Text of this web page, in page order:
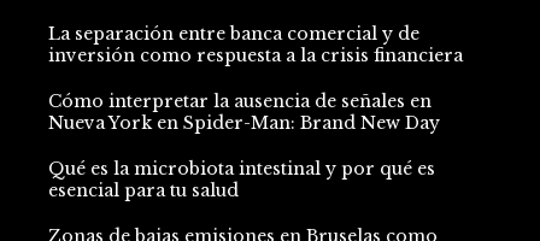
La separación entre banca comercial y de
inversión como respuesta a la crisis financiera
Cómo interpretar la ausencia de señales en
Nueva York en Spider-Man: Brand New Day
Qué es la microbiota intestinal y por qué es
esencial para tu salud
Zonas de bajas emisiones en Bruselas como